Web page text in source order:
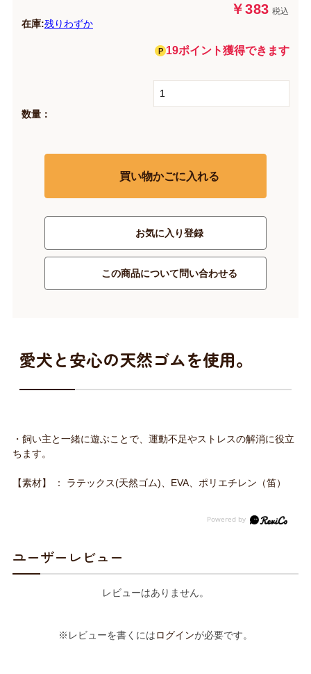
￥383 税込
在庫:残りわずか
19ポイント獲得できます
数量：
買い物かごに入れる
お気に入り登録
この商品について問い合わせる
愛犬と安心の天然ゴムを使用。
・飼い主と一緒に遊ぶことで、運動不足やストレスの解消に役立
ちます。
【素材】 ： ラテックス(天然ゴム)、EVA、ポリエチレン（笛）
ユーザーレビュー
レビューはありません。
※レビューを書くにはログインが必要です。